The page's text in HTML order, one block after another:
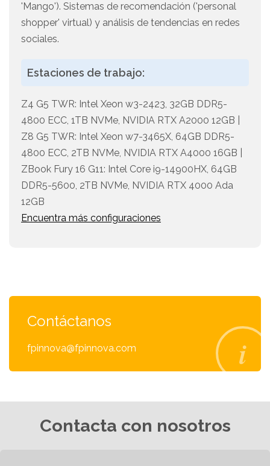
'Mango'). Sistemas de recomendación ('personal
shopper' virtual) y análisis de tendencias en redes
sociales.
Estaciones de trabajo:
Z4 G5 TWR: Intel Xeon w3-2423, 32GB DDR5-
4800 ECC, 1TB NVMe, NVIDIA RTX A2000 12GB |
Z8 G5 TWR: Intel Xeon w7-3465X, 64GB DDR5-
4800 ECC, 2TB NVMe, NVIDIA RTX A4000 16GB |
ZBook Fury 16 G11: Intel Core i9-14900HX, 64GB
DDR5-5600, 2TB NVMe, NVIDIA RTX 4000 Ada
12GB
Encuentra más configuraciones
Contáctanos
fpinnova@fpinnova.com
Contacta con nosotros